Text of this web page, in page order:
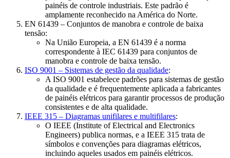
painéis de controle industriais. Este padrão é
amplamente reconhecido na América do Norte.
EN 61439 – Conjuntos de manobra e controle de baixa
tensão:
Na União Europeia, a EN 61439 é a norma
correspondente à IEC 61439 para conjuntos de
manobra e controle de baixa tensão.
ISO 9001 – Sistemas de gestão da qualidade:
A ISO 9001 estabelece padrões para sistemas de gestão
da qualidade e é frequentemente aplicada a fabricantes
de painéis elétricos para garantir processos de produção
consistentes e de alta qualidade.
IEEE 315 – Diagramas unifilares e multifilares:
O IEEE (Institute of Electrical and Electronics
Engineers) publica normas, e a IEEE 315 trata de
símbolos e convenções para diagramas elétricos,
incluindo aqueles usados em painéis elétricos.